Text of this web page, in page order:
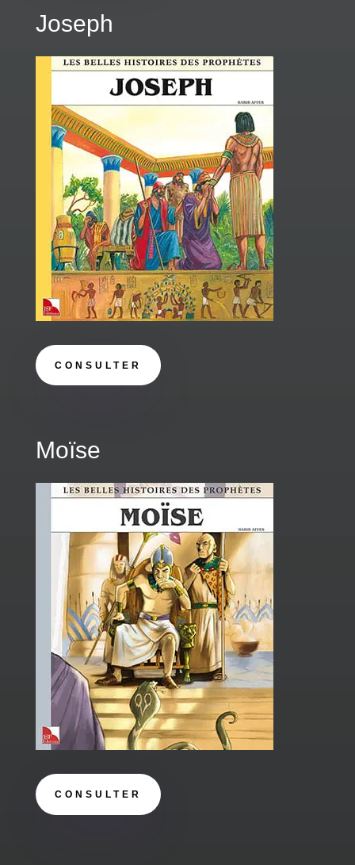
Joseph
CONSULTER
Moïse
CONSULTER